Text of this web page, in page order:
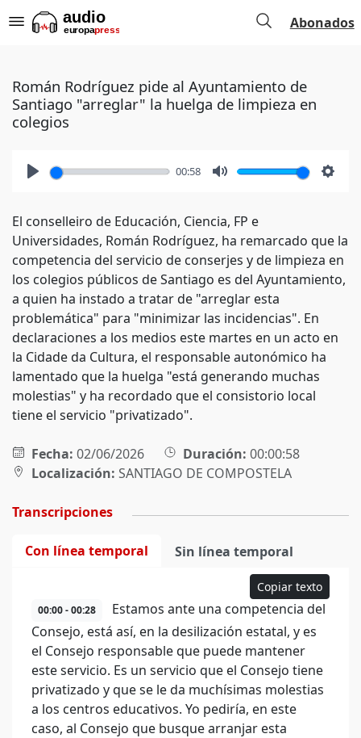
Abonados
Román Rodríguez pide al Ayuntamiento de
Santiago "arreglar" la huelga de limpieza en
colegios
00:58
El conselleiro de Educación, Ciencia, FP e
Universidades, Román Rodríguez, ha remarcado que la
competencia del servicio de conserjes y de limpieza en
los colegios públicos de Santiago es del Ayuntamiento,
a quien ha instado a tratar de "arreglar esta
problemática" para "minimizar las incidencias". En
declaraciones a los medios este martes en un acto en
la Cidade da Cultura, el responsable autonómico ha
lamentado que la huelga "está generando muchas
molestias" y ha recordado que el consistorio local
tiene el servicio "privatizado".
Fecha: 02/06/2026 Duración: 00:00:58
Localización: SANTIAGO DE COMPOSTELA
Transcripciones
Con línea temporal Sin línea temporal
Copiar texto
00:00 - 00:28
Estamos ante una competencia del
Consejo, está así, en la desilización estatal, y es
el Consejo responsable que puede mantener
este servicio. Es un servicio que el Consejo tiene
privatizado y que se le da muchísimas molestias
a los centros educativos. Yo pediría, en este
caso, al Consejo que busque arranjar esta